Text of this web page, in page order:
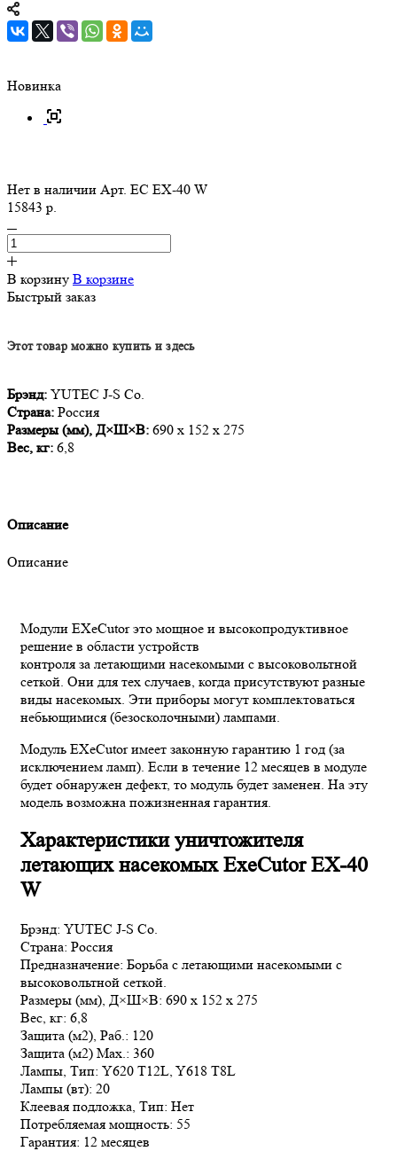
Нет в наличии Арт. EC EX-40 W
15843 р.
В корзину В корзине
Быстрый заказ
Этот товар можно купить и здесь
Брэнд: YUTEC J-S Co.
Страна: Россия
Размеры (мм), Д×Ш×В: 690 x 152 x 275
Вес, кг: 6,8
Новинка
Описание
Описание
Модули EXeCutor это мощное и высокопродуктивное
решение в области устройств
контроля за летающими насекомыми c высоковольтной
сеткой. Они для тех случаев, когда присутствуют разные
виды насекомых. Эти приборы могут комплектоваться
небьющимися (безосколочными) лампами.
Модуль EXeCutor имеет законную гарантию 1 год (за
исключением ламп). Если в течение 12 месяцев в модуле
будет обнаружен дефект, то модуль будет заменен. На эту
модель возможна пожизненная гарантия.
Характеристики уничтожителя
летающих насекомых ExeCutor EX-40
W
Брэнд: YUTEC J-S Co.
Страна: Россия
Предназначение: Борьба с летающими насекомыми c
высоковольтной сеткой.
Размеры (мм), Д×Ш×В: 690 x 152 x 275
Вес, кг: 6,8
Защита (м2), Раб.: 120
Защита (м2) Max.: 360
Лампы, Тип: Y620 T12L, Y618 T8L
Лампы (вт): 20
Клеевая подложка, Тип: Нет
Потребляемая мощность: 55
Гарантия: 12 месяцев